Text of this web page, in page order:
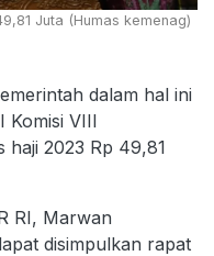
Juta (Humas kemenag)
dalam hal ini
Komisi VIII
haji 2023 Rp 49,81
RI, Marwan
disimpulkan rapat